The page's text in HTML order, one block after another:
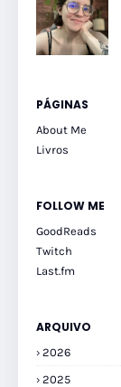
PÁGINAS
About Me
Livros
FOLLOW ME
GoodReads
Twitch
Last.fm
ARQUIVO
2026
2025